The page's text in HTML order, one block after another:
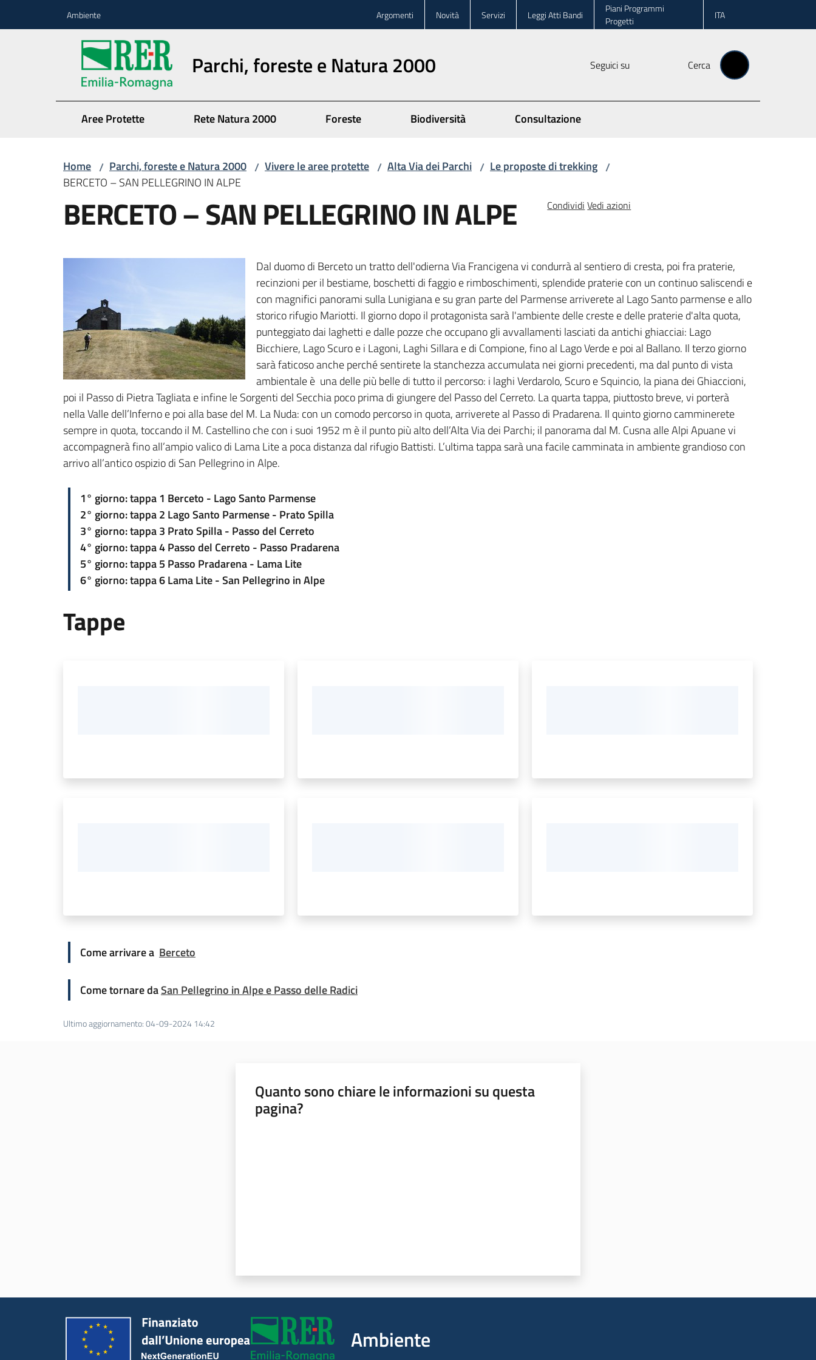
Ambiente Argomenti Novità Servizi Leggi Atti Bandi
Piani Programmi
Progetti
ITA
Parchi, foreste e Natura 2000 Seguici su Cerca
Aree Protette Rete Natura 2000 Foreste Biodiversità Consultazione
Home / Parchi, foreste e Natura 2000 / Vivere le aree protette / Alta Via dei Parchi / Le proposte di trekking /
BERCETO – SAN PELLEGRINO IN ALPE
BERCETO – SAN PELLEGRINO IN ALPE Condividi Vedi azioni
Dal duomo di Berceto un tratto dell'odierna Via Francigena vi condurrà al sentiero di cresta, poi fra praterie,
recinzioni per il bestiame, boschetti di faggio e rimboschimenti, splendide praterie con un continuo saliscendi e
con magnifici panorami sulla Lunigiana e su gran parte del Parmense arriverete al Lago Santo parmense e allo
storico rifugio Mariotti. Il giorno dopo il protagonista sarà l'ambiente delle creste e delle praterie d'alta quota,
punteggiato dai laghetti e dalle pozze che occupano gli avvallamenti lasciati da antichi ghiacciai: Lago
Bicchiere, Lago Scuro e i Lagoni, Laghi Sillara e di Compione, fino al Lago Verde e poi al Ballano. Il terzo giorno
sarà faticoso anche perché sentirete la stanchezza accumulata nei giorni precedenti, ma dal punto di vista
ambientale è una delle più belle di tutto il percorso: i laghi Verdarolo, Scuro e Squincio, la piana dei Ghiaccioni,
poi il Passo di Pietra Tagliata e infine le Sorgenti del Secchia poco prima di giungere del Passo del Cerreto. La quarta tappa, piuttosto breve, vi porterà
nella Valle dell’Inferno e poi alla base del M. La Nuda: con un comodo percorso in quota, arriverete al Passo di Pradarena. Il quinto giorno camminerete
sempre in quota, toccando il M. Castellino che con i suoi 1952 m è il punto più alto dell’Alta Via dei Parchi; il panorama dal M. Cusna alle Alpi Apuane vi
accompagnerà fino all’ampio valico di Lama Lite a poca distanza dal rifugio Battisti. L’ultima tappa sarà una facile camminata in ambiente grandioso con
arrivo all’antico ospizio di San Pellegrino in Alpe.
1° giorno: tappa 1 Berceto - Lago Santo Parmense
2° giorno: tappa 2 Lago Santo Parmense - Prato Spilla
3° giorno: tappa 3 Prato Spilla - Passo del Cerreto
4° giorno: tappa 4 Passo del Cerreto - Passo Pradarena
5° giorno: tappa 5 Passo Pradarena - Lama Lite
6° giorno: tappa 6 Lama Lite - San Pellegrino in Alpe
Tappe
Come arrivare a Berceto
Come tornare daSan Pellegrino in Alpe e Passo delle Radici
Ultimo aggiornamento:04-09-2024 14:42
Quanto sono chiare le informazioni su questa
pagina?
Ambiente